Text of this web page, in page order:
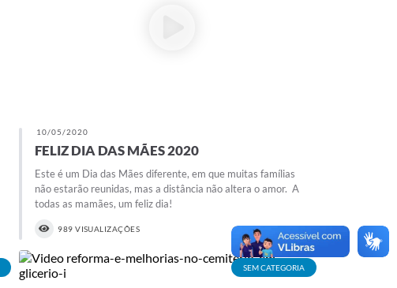
10/05/2020
FELIZ DIA DAS MÃES 2020
Este é um Dia das Mães diferente, em que muitas famílias
não estarão reunidas, mas a distância não altera o amor.⁣ ⁣ A
todas as mamães, um feliz dia!
989 VISUALIZAÇÕES
SEM CATEGORIA